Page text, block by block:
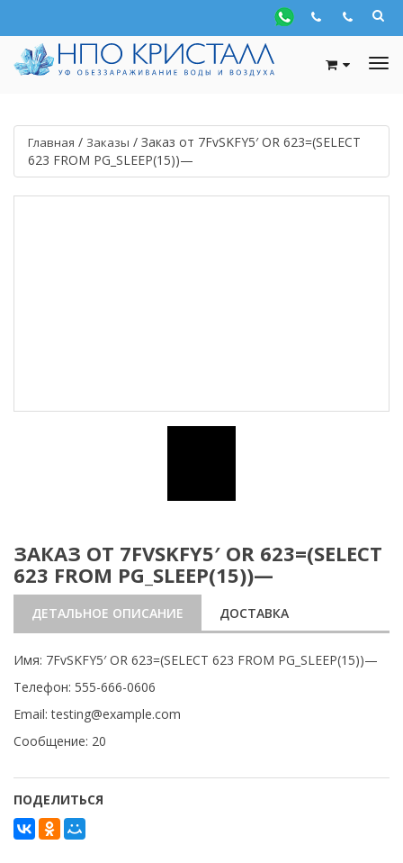
Главная / Заказы / Заказ от 7FvSKFY5′ OR 623=(SELECT
623 FROM PG_SLEEP(15))—
ЗАКАЗ ОТ 7FVSKFY5′ OR 623=(SELECT
623 FROM PG_SLEEP(15))—
ДЕТАЛЬНОЕ ОПИСАНИЕ ДОСТАВКА
Имя: 7FvSKFY5′ OR 623=(SELECT 623 FROM PG_SLEEP(15))—
Телефон: 555-666-0606
Email: testing@example.com
Сообщение: 20
ПОДЕЛИТЬСЯ